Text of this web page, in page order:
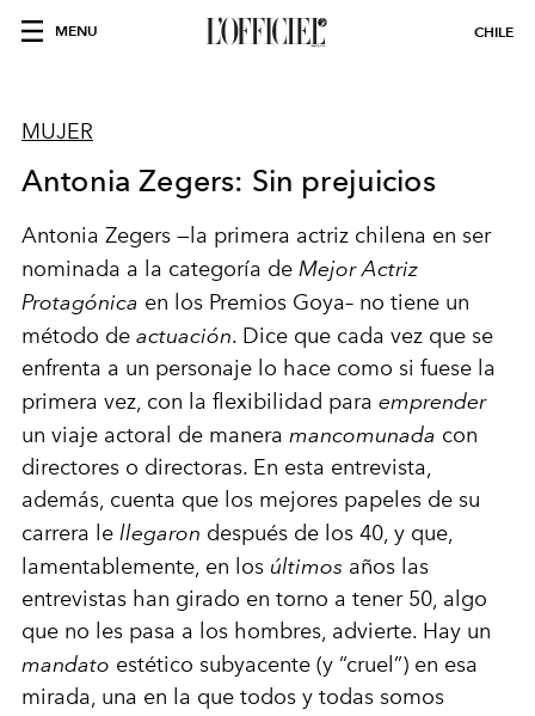
MENU CHILE
MUJER
Antonia Zegers: Sin prejuicios
Antonia Zegers —la primera actriz chilena en ser
nominada a la categoría de Mejor Actriz
Protagónica en los Premios Goya– no tiene un
método de actuación. Dice que cada vez que se
enfrenta a un personaje lo hace como si fuese la
primera vez, con la flexibilidad para emprender
un viaje actoral de manera mancomunada con
directores o directoras. En esta entrevista,
además, cuenta que los mejores papeles de su
carrera le llegaron después de los 40, y que,
lamentablemente, en los últimos años las
entrevistas han girado en torno a tener 50, algo
que no les pasa a los hombres, advierte. Hay un
mandato estético subyacente (y “cruel”) en esa
mirada, una en la que todos y todas somos